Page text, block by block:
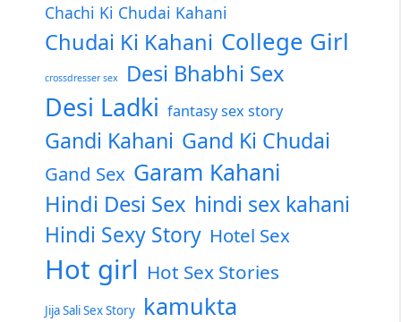
Chachi Ki Chudai Kahani
Chudai Ki Kahani College Girl
crossdresser sex Desi Bhabhi Sex
Desi Ladki fantasy sex story
Gandi Kahani Gand Ki Chudai
Gand Sex Garam Kahani
Hindi Desi Sex hindi sex kahani
Hindi Sexy Story Hotel Sex
Hot girl Hot Sex Stories
Jija Sali Sex Story kamukta